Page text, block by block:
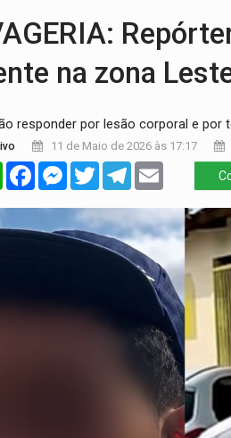
na zona
responder por lesão corporal e
11 de Maio de 2026 às 17:17
WhatsAppFacebookMessenger
TwitterTelegram